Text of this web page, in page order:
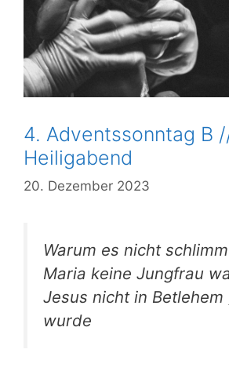
4. Adventssonntag B
Heiligabend
20. Dezember 2023
Warum es nicht
Maria keine Jungfrau
Jesus nicht in Betlehem
wurde